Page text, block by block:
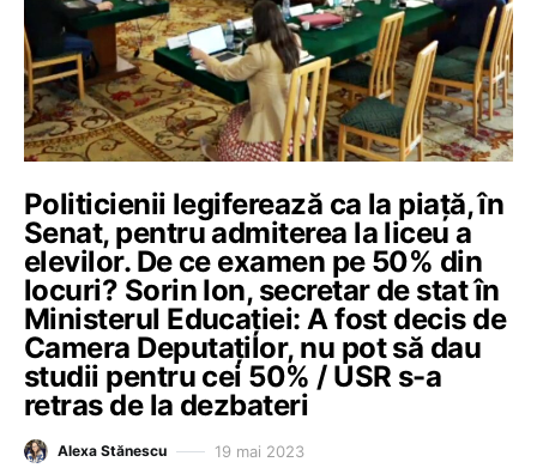
Politicienii legiferează ca la piață, în
Senat, pentru admiterea la liceu a
elevilor. De ce examen pe 50% din
locuri? Sorin Ion, secretar de stat în
Ministerul Educației: A fost decis de
Camera Deputaților, nu pot să dau
studii pentru cei 50% / USR s-a
retras de la dezbateri
Alexa Stănescu 19 mai 2023